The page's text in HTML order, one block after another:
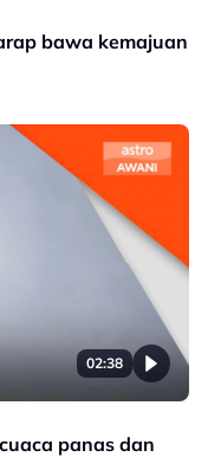
bawa kemajuan
02:38
panas dan